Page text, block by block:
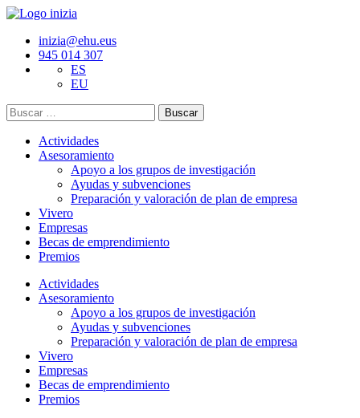
inizia@ehu.eus
945 014 307
ES
EU
Buscar:
Actividades
Asesoramiento
Apoyo a los grupos de investigación
Ayudas y subvenciones
Preparación y valoración de plan de empresa
Vivero
Empresas
Becas de emprendimiento
Premios
Actividades
Asesoramiento
Apoyo a los grupos de investigación
Ayudas y subvenciones
Preparación y valoración de plan de empresa
Vivero
Empresas
Becas de emprendimiento
Premios